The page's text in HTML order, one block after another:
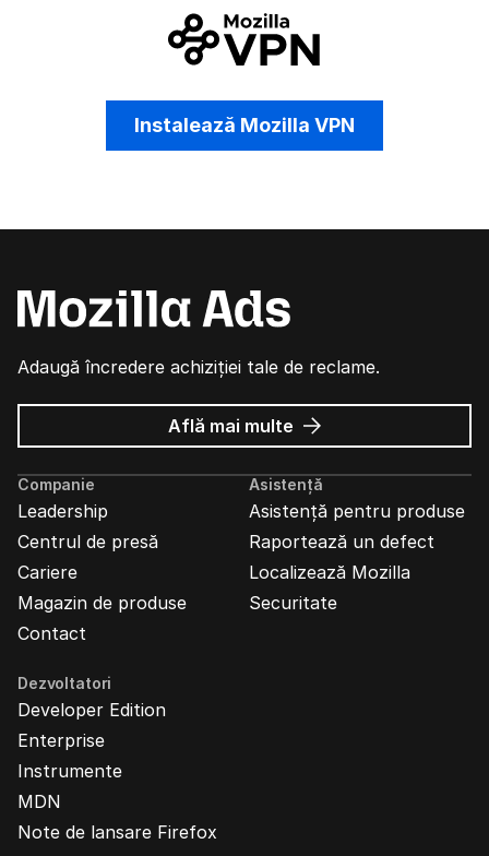
Instalează Mozilla VPN
Adaugă încredere achiziției tale de reclame.
Află mai multe despre
Reclame
Companie
Leadership
Centrul de presă
Cariere
Magazin de produse
Contact
Asistență
Asistență pentru produse
Raportează un defect
Localizează Mozilla
Securitate
Dezvoltatori
Developer Edition
Enterprise
Instrumente
MDN
Note de lansare Firefox